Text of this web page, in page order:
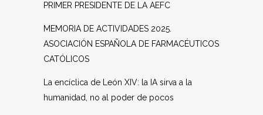
PRIMER PRESIDENTE DE LA AEFC
MEMORIA DE ACTIVIDADES 2025.
ASOCIACIÓN ESPAÑOLA DE FARMACÉUTICOS
CATÓLICOS
La encíclica de León XIV: la IA sirva a la
humanidad, no al poder de pocos